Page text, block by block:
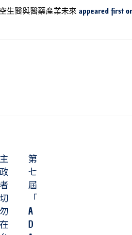
生醫與醫藥產業未來 appeared first
第
七
屆
「
A
D
主
政
者
切
勿
在